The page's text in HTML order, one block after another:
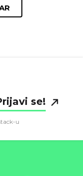
se!
u